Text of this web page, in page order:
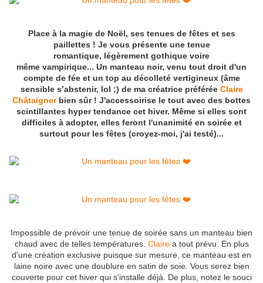
Place à la magie de Noël, ses tenues de fêtes et ses
paillettes ! Je vous présente une tenue
romantique, légèrement gothique voire
même vampirique... Un manteau noir, venu tout droit d'un
compte de fée et un top au décolleté vertigineux (âme
sensible s’abstenir, lol ;) de ma créatrice préférée Claire
Châtaignerbien sûr ! J'accessoirise le tout avec des bottes
scintillantes hyper tendance cet hiver. Même si elles sont
difficiles à adopter, elles feront l'unanimité en soirée et
surtout pour les fêtes (croyez-moi, j'ai testé)...
Impossible de prévoir une tenue de soirée sans un manteau bien
chaud avec de telles températures. Claire a tout prévu. En plus
d'une création exclusive puisque sur mesure, ce manteau est en
laine noire avec une doublure en satin de soie. Vous serez bien
couverte pour cet hiver qui s'installe déjà. De plus, notez le souci